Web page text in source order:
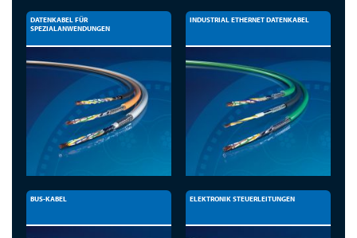
DATENKABEL FÜR
SPEZIALANWENDUNGEN
INDUSTRIAL ETHERNET DATENKABEL
BUS-KABEL ELEKTRONIK STEUERLEITUNGEN